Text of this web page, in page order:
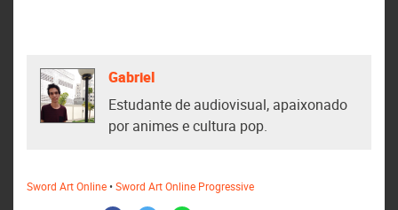
Gabriel
Estudante de audiovisual, apaixonado
por animes e cultura pop.
Sword Art Online•Sword Art Online Progressive